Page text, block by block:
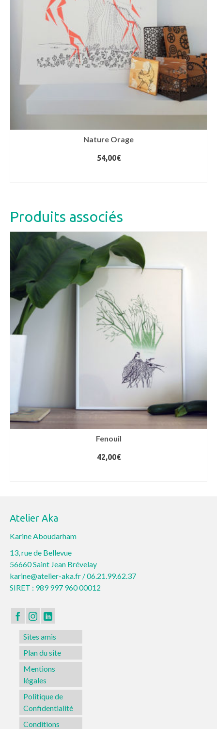
Nature Orage
54,00€
Produits associés
Fenouil
42,00€
Atelier Aka
Karine Aboudarham
13, rue de Bellevue
56660 Saint Jean Brévelay
karine@atelier-aka.fr /06.21.99.62.37
SIRET : 989 997 960 00012
Sites amis
Plan du site
Mentions
légales
Politique de
Confidentialité
Conditions